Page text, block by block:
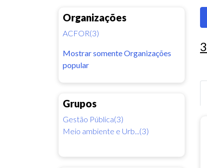
Organizações
ACFOR(3)
Mostrar somente Organizações
popular
Grupos
Gestão Pública(3)
Meio ambiente e Urb...(3)
3